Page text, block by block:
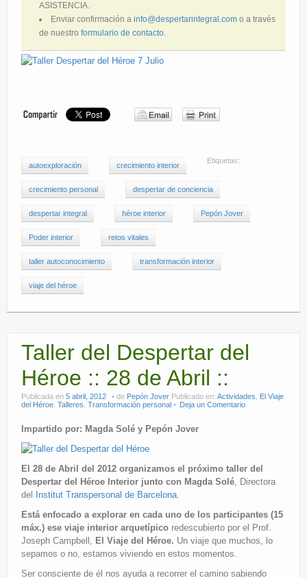
ASISTENCIA.
Enviar confirmación a info@despertarintegral.com o a través
de nuestro formulario de contacto.
Etiquetas:
autoexploración crecimiento interior
crecimiento personal despertar de conciencia
despertar integral héroe interior Pepón Jover
Poder interior retos vitales
taller autoconocimiento transformación interior
viaje del héroe
Taller del Despertar del
Héroe :: 28 de Abril ::
Publicada en 5 abril, 2012 de Pepón Jover Publicado en: Actividades
El Viaje
del Héroe Talleres Transformación personal Deja un Comentario
Impartido por: Magda Solé y Pepón Jover
E l 28 de Abril del 2012 organizamos el próximo taller del
Despertar del Héroe Interior junto con Magda Solé, Directora
del
Institut Transpersonal de Barcelona.
Está enfocado a explorar en cada uno de los participantes (15
máx.) ese viaje interior arquetípico redescubierto por el Prof.
Joseph Campbell, El Viaje del Héroe. Un viaje que muchos, lo
sepamos o no, estamos viviendo en estos momentos.
Ser consciente de él nos ayuda a recorrer el camino sabiendo